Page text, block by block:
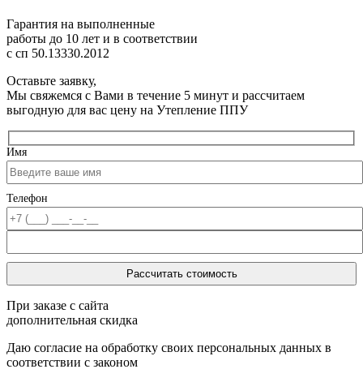
Гарантия на выполненные
работы до 10 лет и в соответствии
с сп 50.13330.2012
Оставьте заявку,
Мы свяжемся с Вами в течение 5 минут и рассчитаем
выгодную для вас цену на Утепление ППУ
Имя
Телефон
При заказе с сайта
дополнительная скидка
Даю согласие на обработку своих персональных данных в
соответствии с законом